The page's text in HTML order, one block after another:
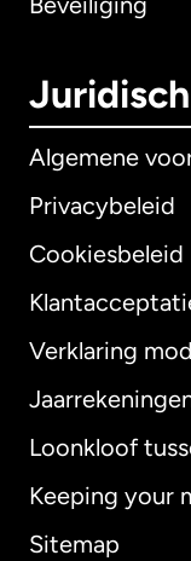
Juridisch
Algemene
Privacybeleid
Cookiesbeleid
Verklaring
Loonkloof
Keeping your
Sitemap